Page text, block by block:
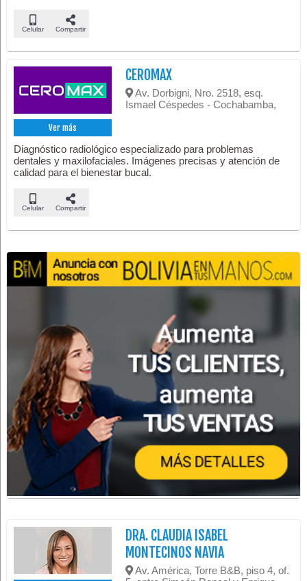
Celular Compartir
Ver más
CEROMAX
Av. Dorbigni, Nro. 2518, esq.
Ismael Céspedes - Cochabamba,
Diagnóstico radiológico especializado para problemas
dentales y maxilofaciales. Imágenes precisas y atención de
calidad para el bienestar bucal.
Celular Compartir
DRA. CLAUDIA ISABEL
MONTECINOS NAVIA
Av. América, Torre B&B, piso 4, of.